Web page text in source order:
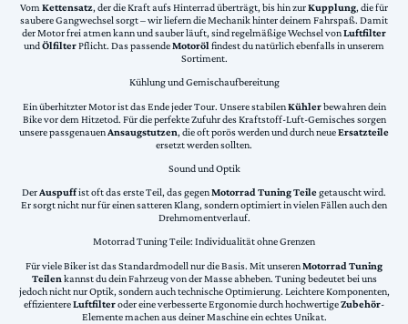
VomKettensatz, der die Kraft aufs Hinterrad überträgt, bis hin zurKupplung, die für
saubere Gangwechsel sorgt – wir liefern die Mechanik hinter deinem Fahrspaß. Damit
der Motor frei atmen kann und sauber läuft, sind regelmäßige Wechsel vonLuftfilter
undÖlfilterPflicht. Das passendeMotorölfindest du natürlich ebenfalls in unserem
Sortiment.
Kühlung und Gemischaufbereitung
Ein überhitzter Motor ist das Ende jeder Tour. Unsere stabilenKühlerbewahren dein
Bike vor dem Hitzetod. Für die perfekte Zufuhr des Kraftstoff-Luft-Gemisches sorgen
unsere passgenauenAnsaugstutzen, die oft porös werden und durch neueErsatzteile
ersetzt werden sollten.
Sound und Optik
DerAuspuffist oft das erste Teil, das gegenMotorrad Tuning Teilegetauscht wird.
Er sorgt nicht nur für einen satteren Klang, sondern optimiert in vielen Fällen auch den
Drehmomentverlauf.
Motorrad Tuning Teile: Individualität ohne Grenzen
Für viele Biker ist das Standardmodell nur die Basis. Mit unserenMotorrad Tuning
Teilen kannst du dein Fahrzeug von der Masse abheben. Tuning bedeutet bei uns
jedoch nicht nur Optik, sondern auch technische Optimierung. Leichtere Komponenten,
effizientereLuftfilteroder eine verbesserte Ergonomie durch hochwertigeZubehör-
Elemente machen aus deiner Maschine ein echtes Unikat.